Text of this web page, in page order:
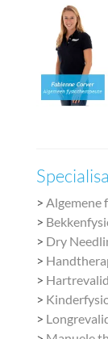
> Algemene
>
> Dry
>
>
>
>